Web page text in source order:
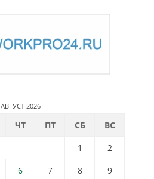
АВГУСТ 2026
ЧТ ПТ СБ
ВС
1
2
6 7 8
9